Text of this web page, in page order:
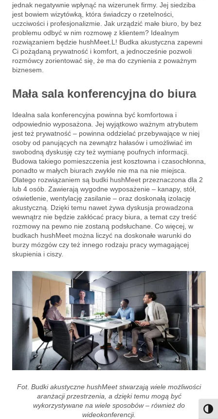
jednak negatywnie wpłynąć na wizerunek firmy. Jej siedziba
jest bowiem wizytówką, która świadczy o rzetelności,
uczciwości i profesjonalizmie. Jak urządzić małe biuro, by bez
problemu odbyć w nim rozmowę z klientem? Idealnym
rozwiązaniem będzie hushMeet.L! Budka akustyczna zapewni
Ci pożądaną prywatność i komfort, a jednocześnie pozwoli
rozmówcy zorientować się, że ma do czynienia z poważnym
biznesem.
Mała sala konferencyjna do biura
Idealna sala konferencyjna powinna być komfortowa i
odpowiednio wyposażona. Jej wyjątkowo ważnym atrybutem
jest też prywatność – powinna oddzielać przebywające w niej
osoby od panujących na zewnątrz hałasów i umożliwiać im
swobodną dyskusję czy też wymianę poufnych informacji.
Budowa takiego pomieszczenia jest kosztowna i czasochłonna,
ponadto w małych biurach zwykle nie ma na nie miejsca.
Dlatego rozwiązaniem są budki hushMeet przeznaczona dla 2
lub 4 osób. Zawierają wygodne wyposażenie – kanapy, stół,
oświetlenie, wentylację zasilanie – oraz doskonałą izolację
akustyczną. Dzięki temu nawet żywa dyskusja prowadzona
wewnątrz nie będzie zakłócać pracy biura, a temat czy treść
rozmowy na pewno nie zostaną podsłuchane. Co więcej, w
budkach hushMeet można liczyć na doskonałe warunki do
burzy mózgów czy też innego rodzaju pracy wymagającej
skupienia i ciszy.
Fot. Budki akustyczne hushMeet stwarzają wiele możliwości
aranżacji przestrzenia, a dzięki temu mogą być
wykorzystywane na wiele sposobów – również do
wideokonferencji.